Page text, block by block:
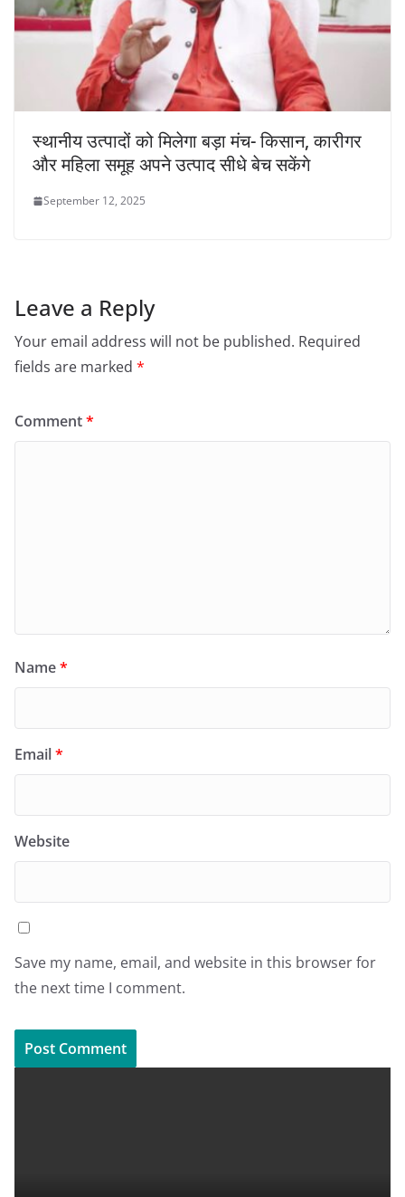
स्थानीय उत्पादों को मिलेगा बड़ा मंच- किसान, कारीगर
और महिला समूह अपने उत्पाद सीधे बेच सकेंगे
September 12, 2025
Leave a Reply
Your email address will not be published. Required
fields are marked *
Comment*
Name*
Email*
Website
Save my name, email, and website in this browser for
the next time I comment.